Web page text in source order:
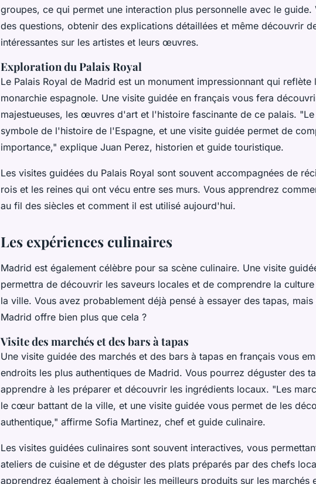
groupes, ce qui permet une interaction plus personnelle avec le guide.
des questions, obtenir des explications détaillées et même découvrir
intéressantes sur les artistes et leurs œuvres.
Exploration du Palais Royal
Le Palais Royal de Madrid est un monument impressionnant qui reflète
monarchie espagnole. Une visite guidée en français vous fera
majestueuses, les œuvres d'art et l'histoire fascinante de ce palais.
symbole de l'histoire de l'Espagne, et une visite guidée permet de
importance," explique Juan Perez, historien et guide touristique.
Les visites guidées du Palais Royal sont souvent accompagnées de
rois et les reines qui ont vécu entre ses murs. Vous apprendrez
au fil des siècles et comment il est utilisé aujourd'hui.
Les expériences culinaires
Madrid est également célèbre pour sa scène culinaire. Une visite
permettra de découvrir les saveurs locales et de comprendre la
la ville. Vous avez probablement déjà pensé à essayer des tapas,
Madrid offre bien plus que cela ?
Visite des marchés et des bars à tapas
Une visite guidée des marchés et des bars à tapas en français vous
endroits les plus authentiques de Madrid. Vous pourrez déguster des
apprendre à les préparer et découvrir les ingrédients locaux. "Les
le cœur battant de la ville, et une visite guidée vous permet de les
authentique," affirme Sofia Martinez, chef et guide culinaire.
Les visites guidées culinaires sont souvent interactives, vous
ateliers de cuisine et de déguster des plats préparés par des chefs
apprendrez également à choisir les meilleurs produits sur les marchés